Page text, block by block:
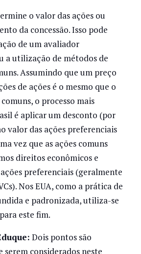
o valor das ações ou
da concessão. Isso pode
de um avaliador
a utilização de métodos de
Assumindo que um preço
de ações é o mesmo que o
o processo mais
é aplicar um desconto (por
valor das ações preferenciais
vez que as ações comuns
direitos econômicos e
preferenciais (geralmente
Nos EUA, como a prática de
e padronizada, utiliza-se
para este fim.
Dois pontos são
serem considerados neste